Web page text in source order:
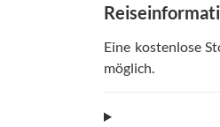
Eine kostenlose
möglich.